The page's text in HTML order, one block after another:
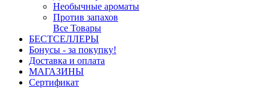
Необычные ароматы
Против запахов
Все Товары
БЕСТСЕЛЛЕРЫ
Бонусы - за покупку!
Доставка и оплата
МАГАЗИНЫ
Cертификат